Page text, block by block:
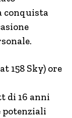
conquista
158 Sky) ore
di 16 anni
potenziali